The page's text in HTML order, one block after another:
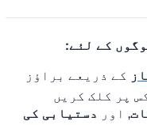
کے لئے:
کے ذریعے براؤز
پر کلک کریں
, اور دستیابی کی